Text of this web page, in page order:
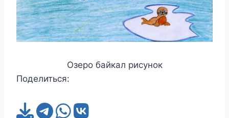
Озеро байкал рисунок
Поделиться: